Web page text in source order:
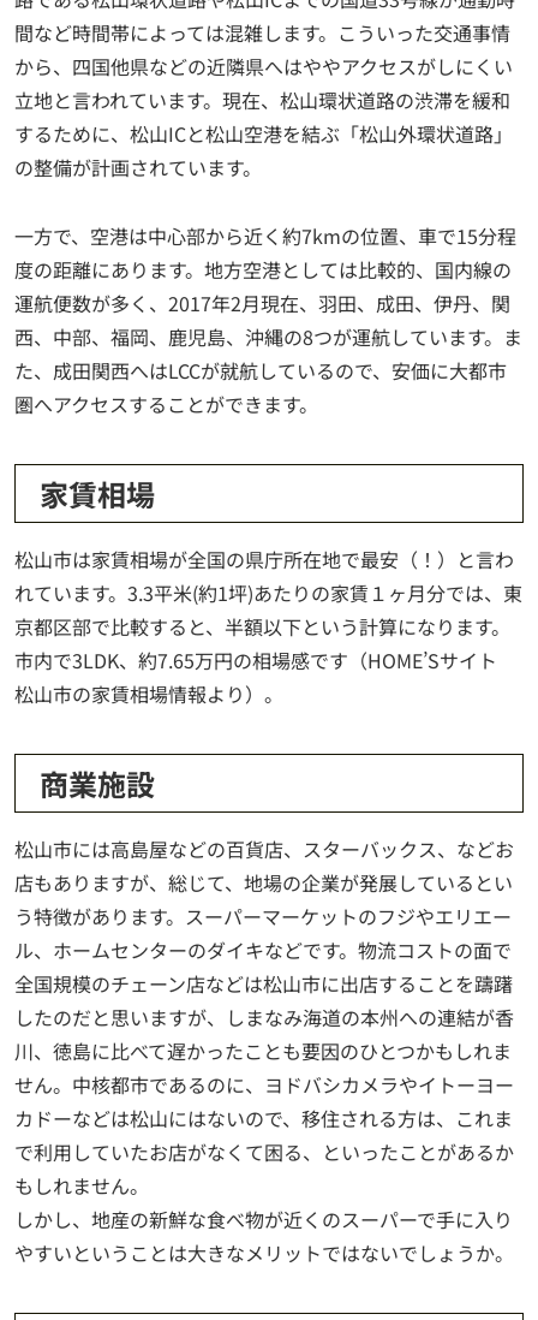
間など時間帯によっては混雑します。こういった交通事情
から、四国他県などの近隣県へはややアクセスがしにくい
立地と言われています。現在、松山環状道路の渋滞を緩和
するために、松山ICと松山空港を結ぶ「松山外環状道路」
の整備が計画されています。
一方で、空港は中心部から近く約7kmの位置、車で15分程
度の距離にあります。地方空港としては比較的、国内線の
運航便数が多く、2017年2月現在、羽田、成田、伊丹、関
西、中部、福岡、鹿児島、沖縄の8つが運航しています。ま
た、成田関西へはLCCが就航しているので、安価に大都市
圏へアクセスすることができます。
家賃相場
松山市は家賃相場が全国の県庁所在地で最安（！）と言わ
れています。3.3平米(約1坪)あたりの家賃１ヶ月分では、東
京都区部で比較すると、半額以下という計算になります。
市内で3LDK、約7.65万円の相場感です（HOME’Sサイト
松山市の家賃相場情報より）。
商業施設
松山市には高島屋などの百貨店、スターバックス、などお
店もありますが、総じて、地場の企業が発展しているとい
う特徴があります。スーパーマーケットのフジやエリエー
ル、ホームセンターのダイキなどです。物流コストの面で
全国規模のチェーン店などは松山市に出店することを躊躇
したのだと思いますが、しまなみ海道の本州への連結が香
川、徳島に比べて遅かったことも要因のひとつかもしれま
せん。中核都市であるのに、ヨドバシカメラやイトーヨー
カドーなどは松山にはないので、移住される方は、これま
で利用していたお店がなくて困る、といったことがあるか
もしれません。
しかし、地産の新鮮な食べ物が近くのスーパーで手に入り
やすいということは大きなメリットではないでしょうか。